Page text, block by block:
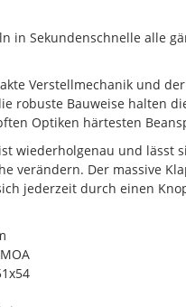
in Sekundenschnelle alle
Verstellmechanik und
robuste Bauweise halten
Optiken härtesten
wiederholgenau und lässt
verändern. Der massive
jederzeit durch einen